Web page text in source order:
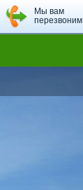
Мы вам
перезвоним